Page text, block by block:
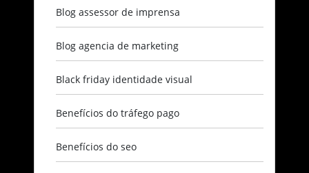
Blog assessor de imprensa​
Blog agencia de marketing​
Black friday identidade visual​
Benefícios do tráfego pago​
Benefícios do seo​